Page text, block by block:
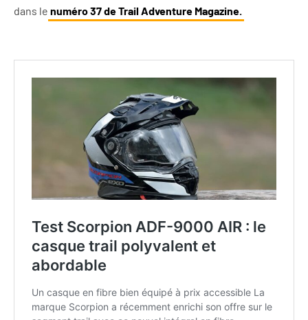
dans le numéro 37 de Trail Adventure Magazine.